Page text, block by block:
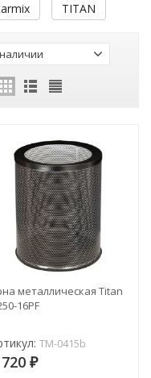
TITAN
металлическая Titan
16PF
TM-0415b
₽